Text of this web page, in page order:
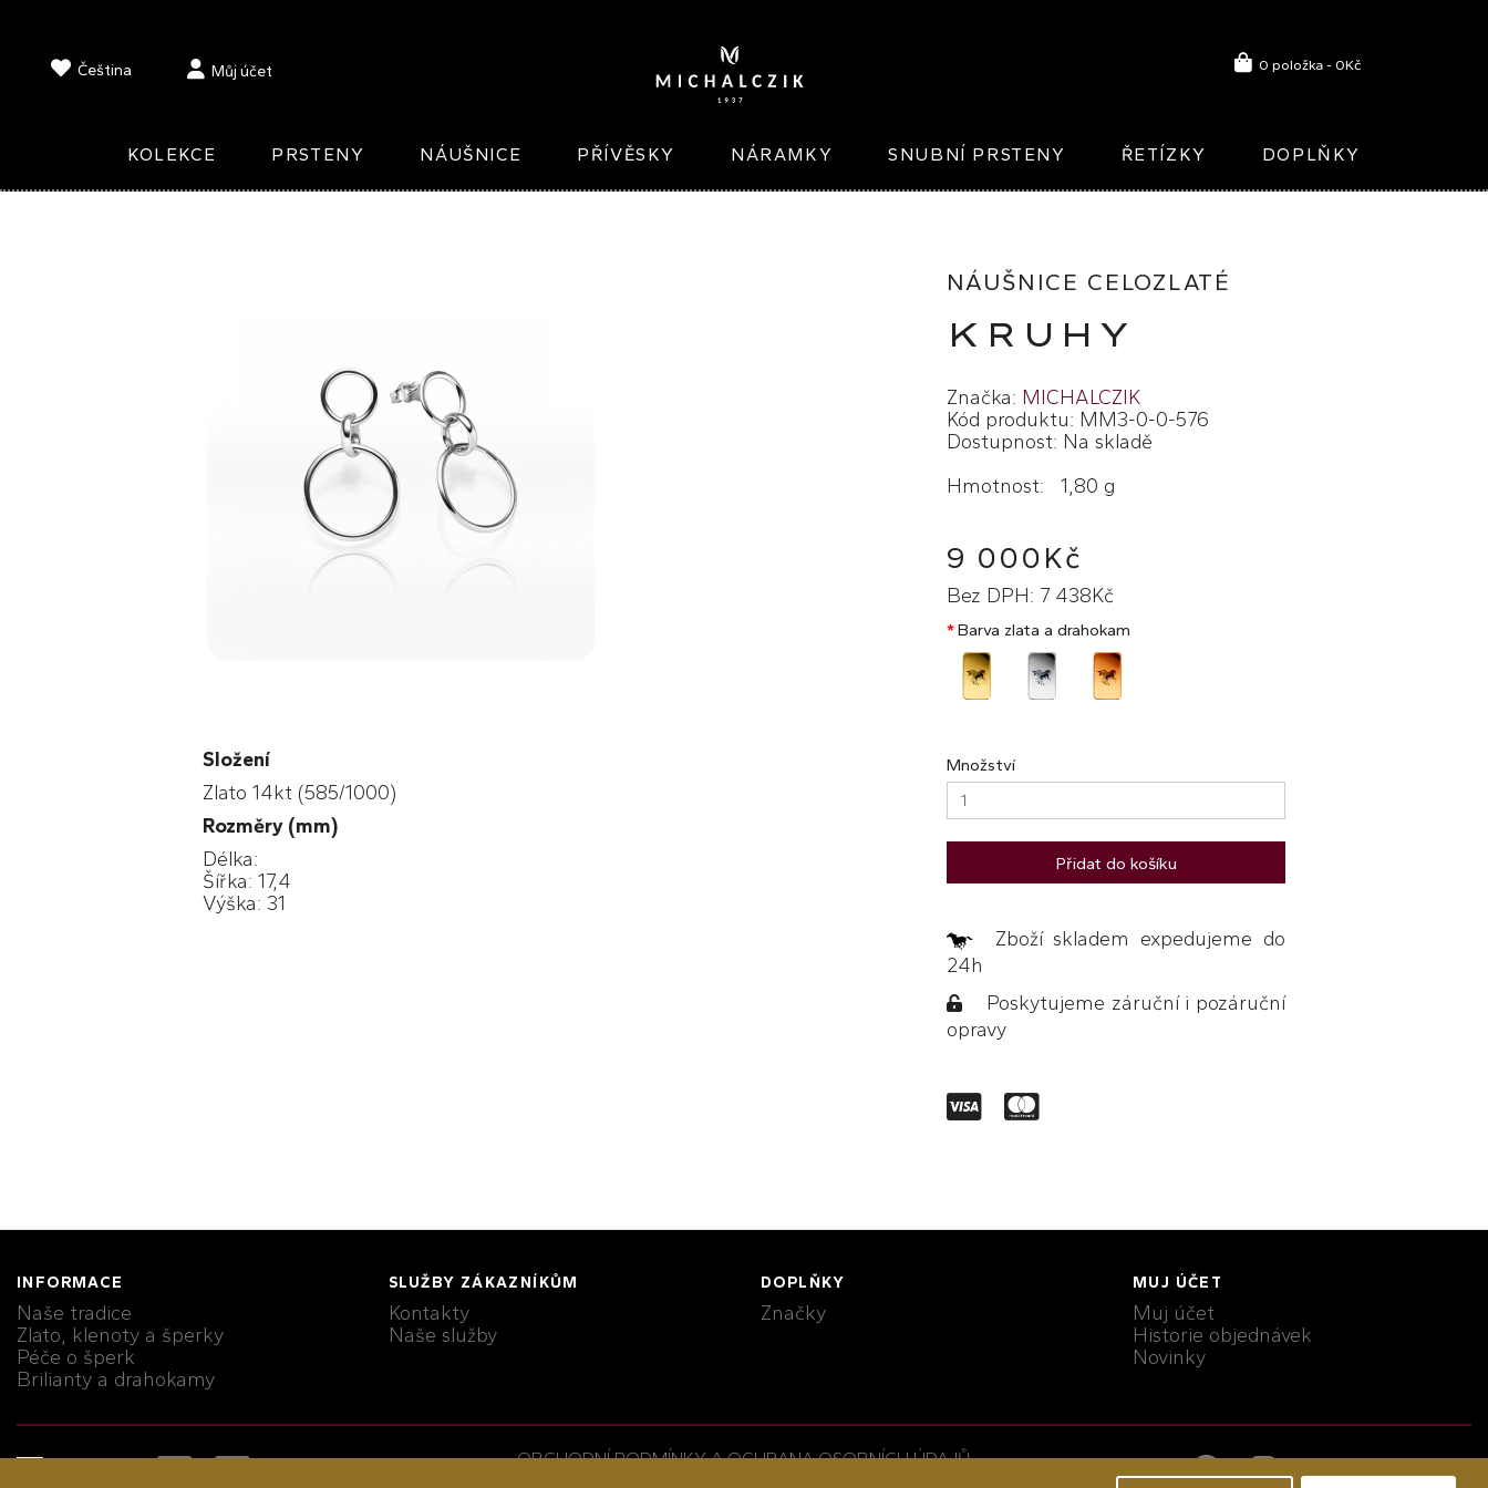
Čeština Můj účet 0 položka - 0Kč
KOLEKCE PRSTENY NÁUŠNICE PŘÍVĚSKY NÁRAMKY SNUBNÍ PRSTENY ŘETÍZKY DOPLŇKY
Složení
Zlato 14kt (585/1000)
Rozměry (mm)
Délka:
Šířka: 17,4
Výška: 31
NÁUŠNICE CELOZLATÉ
KRUHY
Značka: MICHALCZIK
Kód produktu: MM3-0-0-576
Dostupnost: Na skladě
Hmotnost: 1,80 g
9 000Kč
Bez DPH: 7 438Kč
Barva zlata a drahokam
Množství
Přidat do košíku
Zboží skladem expedujeme do
24h
Poskytujeme záruční i pozáruční
opravy
INFORMACE
Naše tradice
Zlato, klenoty a šperky
Péče o šperk
Brilianty a drahokamy
SLUŽBY ZÁKAZNÍKŮM
Kontakty
Naše služby
DOPLŇKY
Značky
MUJ ÚČET
Muj účet
Historie objednávek
Novinky
OBCHODNÍ PODMÍNKY A OCHRANA OSOBNÍCH ÚDAJŮ